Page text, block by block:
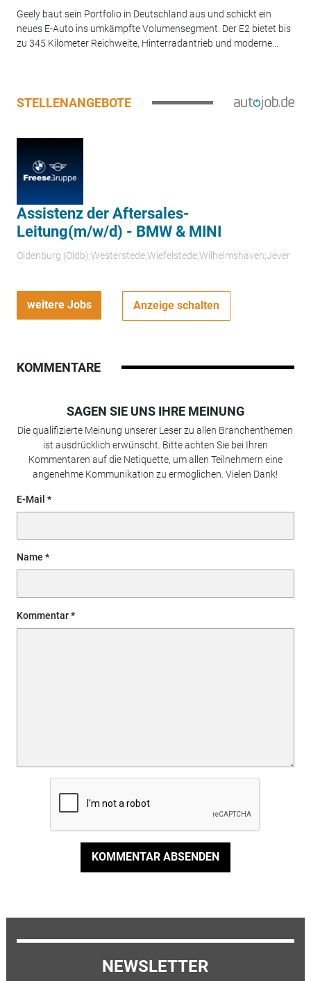
Geely baut sein Portfolio in Deutschland aus und schickt ein
neues E-Auto ins umkämpfte Volumensegment. Der E2 bietet bis
zu 345 Kilometer Reichweite, Hinterradantrieb und moderne...
STELLENANGEBOTE
Assistenz der Aftersales-
Leitung(m/w/d) - BMW & MINI
Oldenburg (Oldb);Westerstede;Wiefelstede;Wilhelmshaven;Jever
weitere Jobs Anzeige schalten
KOMMENTARE
SAGEN SIE UNS IHRE MEINUNG
Die qualifizierte Meinung unserer Leser zu allen Branchenthemen
ist ausdrücklich erwünscht. Bitte achten Sie bei Ihren
Kommentaren auf die Netiquette, um allen Teilnehmern eine
angenehme Kommunikation zu ermöglichen. Vielen Dank!
E-Mail
Name
Kommentar
KOMMENTAR ABSENDEN
NEWSLETTER